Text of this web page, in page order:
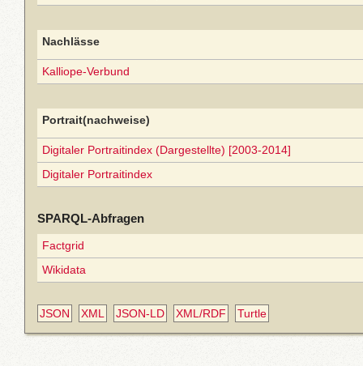
Nachlässe
Kalliope-Verbund
Portrait(nachweise)
Digitaler Portraitindex (Dargestellte) [2003-2014]
Digitaler Portraitindex
SPARQL-Abfragen
Factgrid
Wikidata
JSON XML JSON-LD XML/RDF Turtle